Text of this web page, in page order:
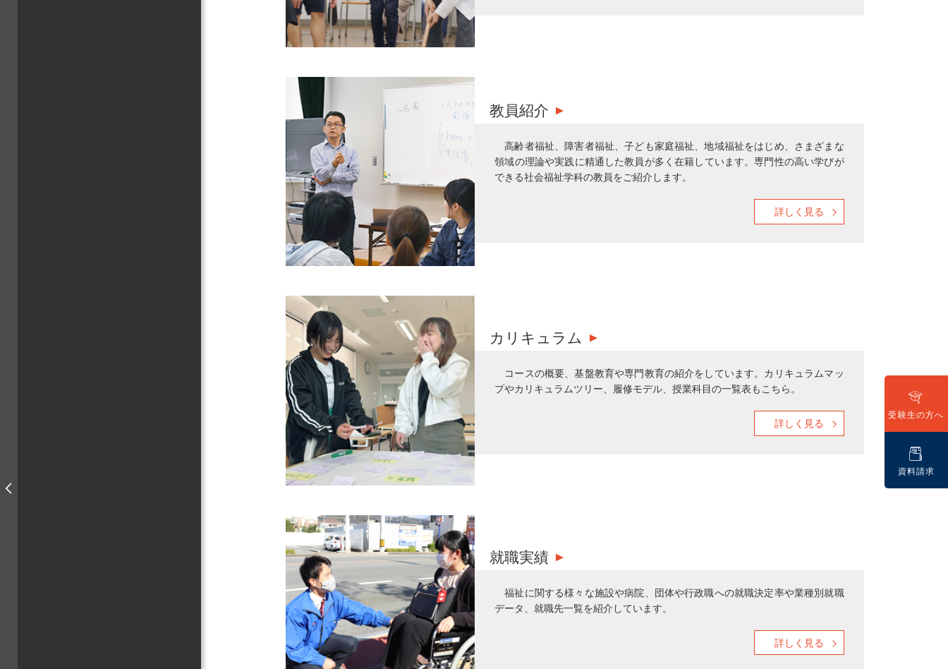
教員紹介
高齢者福祉、障害者福祉、子ども家庭福祉、地域福祉をはじめ、さまざまな
領域の理論や実践に精通した教員が多く在籍しています。専門性の高い学びが
できる社会福祉学科の教員をご紹介します。
詳しく見る
カリキュラム
コースの概要、基盤教育や専門教育の紹介をしています。カリキュラムマッ
プやカリキュラムツリー、履修モデル、授業科目の一覧表もこちら。
詳しく見る
就職実績
福祉に関する様々な施設や病院、団体や行政職への就職決定率や業種別就職
データ、就職先一覧を紹介しています。
詳しく見る
受験生の方へ
資料請求